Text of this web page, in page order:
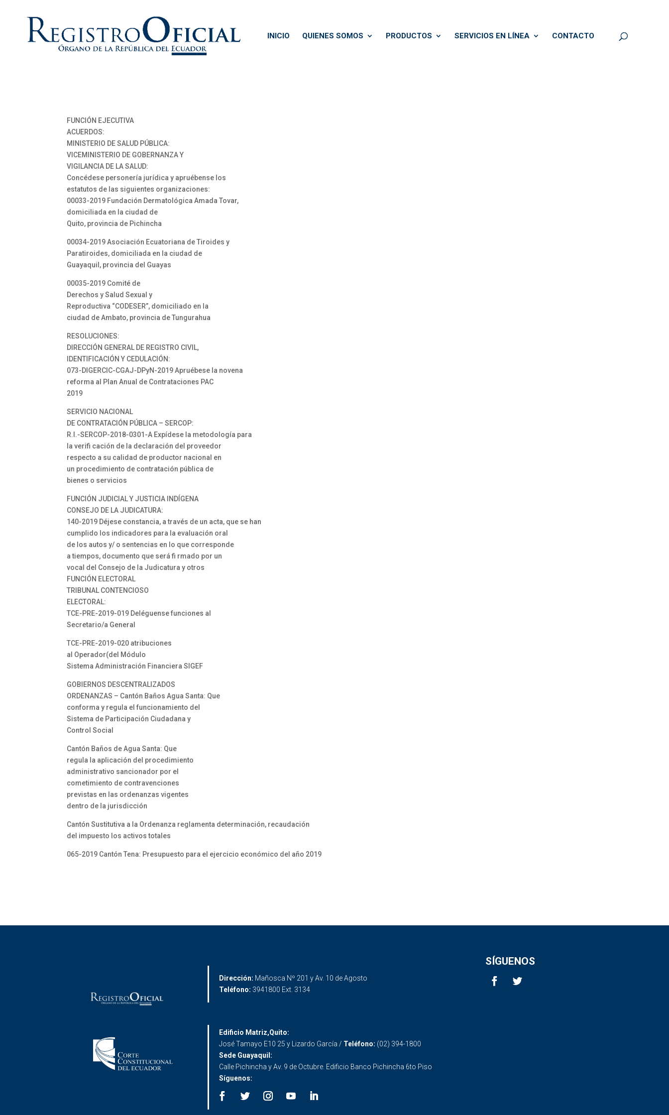
INICIO QUIENES SOMOS PRODUCTOS SERVICIOS EN LÍNEA CONTACTO
FUNCIÓN EJECUTIVA
ACUERDOS:
MINISTERIO DE SALUD PÚBLICA:
VICEMINISTERIO DE GOBERNANZA Y
VIGILANCIA DE LA SALUD:
Concédese personería jurídica y apruébense los
estatutos de las siguientes organizaciones:
00033-2019 Fundación Dermatológica Amada Tovar,
domiciliada en la ciudad de
Quito, provincia de Pichincha
00034-2019 Asociación Ecuatoriana de Tiroides y
Paratiroides, domiciliada en la ciudad de
Guayaquil, provincia del Guayas
00035-2019 Comité de
Derechos y Salud Sexual y
Reproductiva “CODESER”, domiciliado en la
ciudad de Ambato, provincia de Tungurahua
RESOLUCIONES:
DIRECCIÓN GENERAL DE REGISTRO CIVIL,
IDENTIFICACIÓN Y CEDULACIÓN:
073-DIGERCIC-CGAJ-DPyN-2019 Apruébese la novena
reforma al Plan Anual de Contrataciones PAC
2019
SERVICIO NACIONAL
DE CONTRATACIÓN PÚBLICA – SERCOP:
R.I.-SERCOP-2018-0301-A Expídese la metodología para
la verifi cación de la declaración del proveedor
respecto a su calidad de productor nacional en
un procedimiento de contratación pública de
bienes o servicios
FUNCIÓN JUDICIAL Y JUSTICIA INDÍGENA
CONSEJO DE LA JUDICATURA:
140-2019 Déjese constancia, a través de un acta, que se han
cumplido los indicadores para la evaluación oral
de los autos y/ o sentencias en lo que corresponde
a tiempos, documento que será fi rmado por un
vocal del Consejo de la Judicatura y otros
FUNCIÓN ELECTORAL
TRIBUNAL CONTENCIOSO
ELECTORAL:
TCE-PRE-2019-019 Deléguense funciones al
Secretario/a General
TCE-PRE-2019-020 atribuciones
al Operador(del Módulo
Sistema Administración Financiera SIGEF
GOBIERNOS DESCENTRALIZADOS
ORDENANZAS – Cantón Baños Agua Santa: Que
conforma y regula el funcionamiento del
Sistema de Participación Ciudadana y
Control Social
Cantón Baños de Agua Santa: Que
regula la aplicación del procedimiento
administrativo sancionador por el
cometimiento de contravenciones
previstas en las ordenanzas vigentes
dentro de la jurisdicción
Cantón Sustitutiva a la Ordenanza reglamenta determinación, recaudación
del impuesto los activos totales
065-2019 Cantón Tena: Presupuesto para el ejercicio económico del año 2019
Dirección: Mañosca Nº 201 y Av. 10 de Agosto
Teléfono: 3941800 Ext. 3134
SÍGUENOS
Edificio Matriz,Quito:
José Tamayo E10 25 y Lizardo García / Teléfono: (02) 394-1800
Sede Guayaquil:
Calle Pichincha y Av. 9 de Octubre. Edificio Banco Pichincha 6to Piso
Síguenos: